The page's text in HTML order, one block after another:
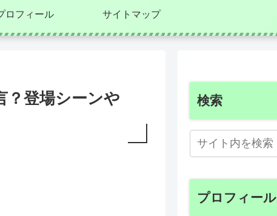
ロフィール サイトマップ
？登場シーンや
検索
プロフィール